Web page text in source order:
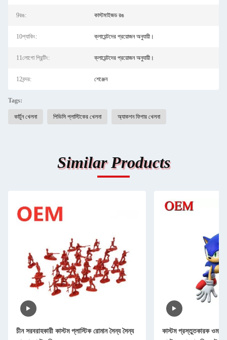
9রঙ: কাস্টমাইজড রঙ
10প্যাকিং: ক্লায়েন্টদের প্রয়োজন অনুযায়ী।
11লোগো প্রিন্টিং: ক্লায়েন্টদের প্রয়োজন অনুযায়ী।
12বন্দর: শেঞ্জেন
Tags:
কার্টুন খেলনা পিভিসি প্লাস্টিকের খেলনা অ্যাকশন ফিগার খেলনা
Similar Products
চীন সরবরাহকারী কাস্টম প্লাস্টিক রোমান সৈন্য সৈন্য
কাস্টম প্রস্তুতকারক ওম